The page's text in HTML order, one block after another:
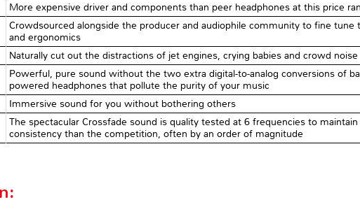
More expensive driver and components than peer headphones at this price
Crowdsourced alongside the producer and audiophile community to fine tune
and ergonomics
Naturally cut out the distractions of jet engines, crying babies and crowd noise
Powerful, pure sound without the two extra digital-to-analog conversions of
powered headphones that pollute the purity of your music
Immersive sound for you without bothering others
The spectacular Crossfade sound is quality tested at 6 frequencies to
consistency than the competition, often by an order of magnitude